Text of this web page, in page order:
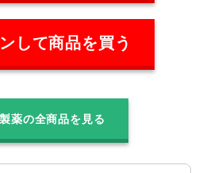
して商品を買う
薬の全商品を見る